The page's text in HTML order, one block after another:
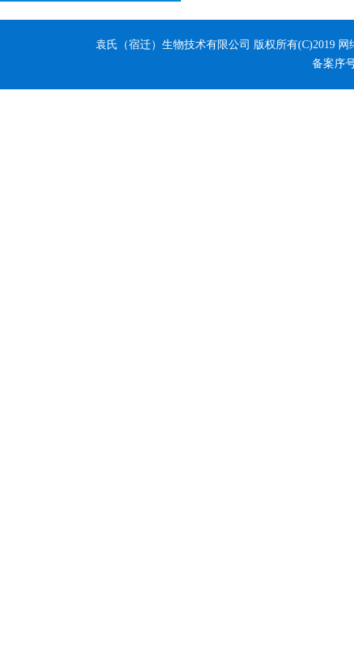
袁氏（宿迁）生物技术有限公司 版权所有(C)2019
备案序